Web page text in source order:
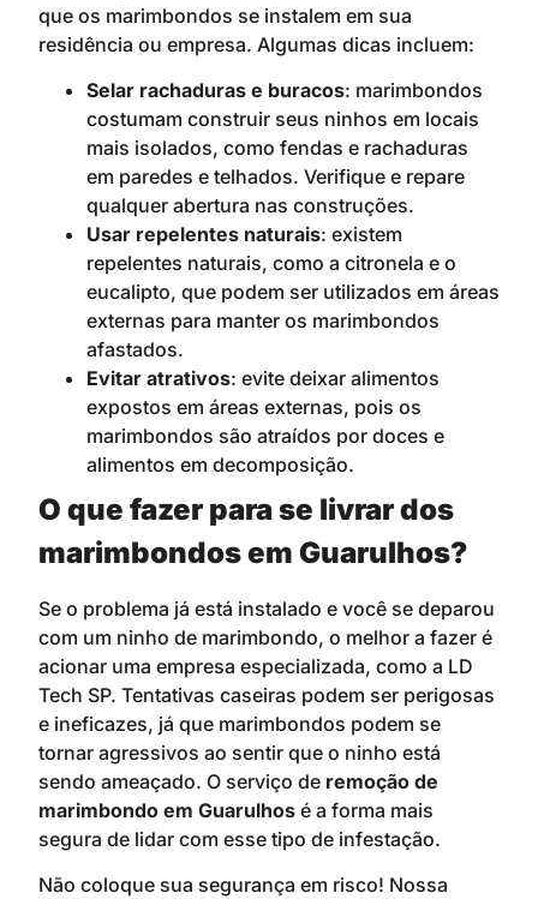
que os marimbondos se instalem em sua
residência ou empresa. Algumas dicas incluem:
Selar rachaduras e buracos: marimbondos
costumam construir seus ninhos em locais
mais isolados, como fendas e rachaduras
em paredes e telhados. Verifique e repare
qualquer abertura nas construções.
Usar repelentes naturais: existem
repelentes naturais, como a citronela e o
eucalipto, que podem ser utilizados em áreas
externas para manter os marimbondos
afastados.
Evitar atrativos: evite deixar alimentos
expostos em áreas externas, pois os
marimbondos são atraídos por doces e
alimentos em decomposição.
O que fazer para se livrar dos
marimbondos em Guarulhos?
Se o problema já está instalado e você se deparou
com um ninho de marimbondo, o melhor a fazer é
acionar uma empresa especializada, como a LD
Tech SP. Tentativas caseiras podem ser perigosas
e ineficazes, já que marimbondos podem se
tornar agressivos ao sentir que o ninho está
sendo ameaçado. O serviço de remoção de
marimbondo em Guarulhos é a forma mais
segura de lidar com esse tipo de infestação.
Não coloque sua segurança em risco! Nossa